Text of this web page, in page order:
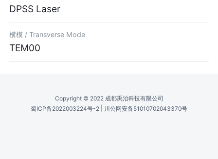
DPSS Laser
横模 /Transverse Mode
TEM00
Copyright © 2022 成都禹治科技有限公司
蜀ICP备2022003224号-2
川公网安备51010702043370号